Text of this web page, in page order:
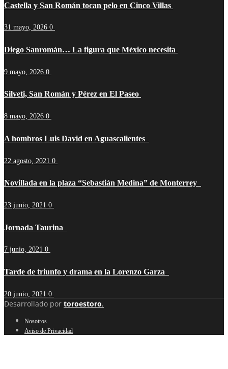
Castella y San Román tocan pelo en Cinco Villas
31 mayo, 2026 0
Diego Sanromán… La figura que México necesita
9 mayo, 2026 0
Silveti, San Román y Pérez en El Paseo
8 mayo, 2026 0
A hombros Luis David en Aguascalientes
22 agosto, 2021 0
Novillada en la plaza “Sebastián Medina” de Monterrey
23 junio, 2021 0
Jornada Taurina
7 junio, 2021 0
Tarde de triunfo y drama en la Lorenzo Garza
20 junio, 2021 0
Desarrollado por toroestoro.
Nosotros
Aviso de Privacidad